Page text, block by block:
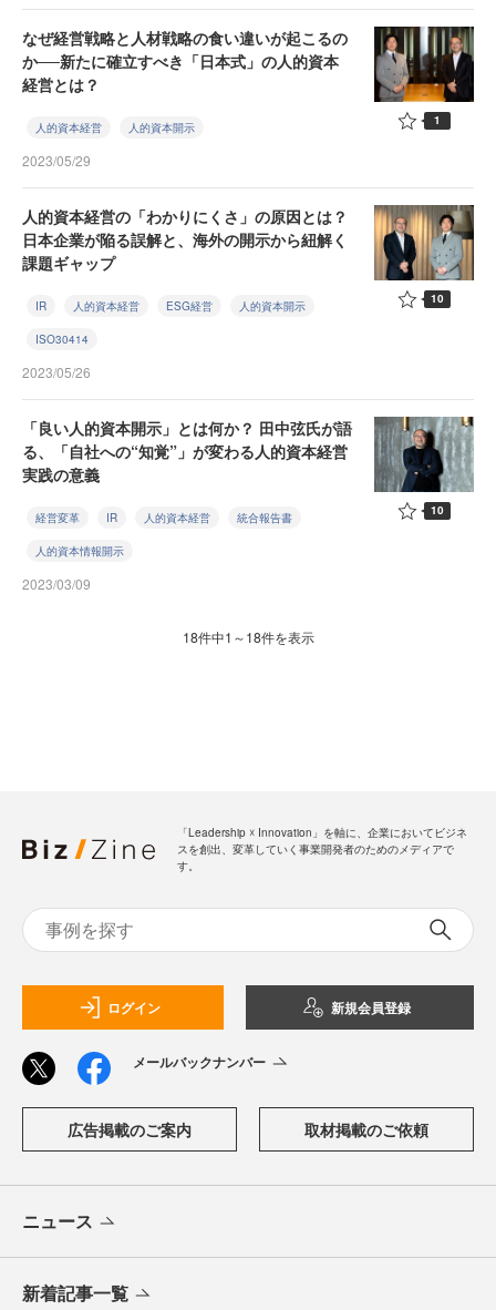
なぜ経営戦略と人材戦略の食い違いが起こるの
か──新たに確立すべき「日本式」の人的資本
経営とは？
人的資本経営 人的資本開示
2023/05/29
1
人的資本経営の「わかりにくさ」の原因とは？
日本企業が陥る誤解と、海外の開示から紐解く
課題ギャップ
IR 人的資本経営 ESG経営 人的資本開示
ISO30414
2023/05/26
10
「良い人的資本開示」とは何か？ 田中弦氏が語
る、「自社への“知覚”」が変わる人的資本経営
実践の意義
経営変革 IR 人的資本経営 統合報告書
人的資本情報開示
2023/03/09
10
18件中1～18件を表示
「Leadership ☓ Innovation」を軸に、企業においてビジネ
スを創出、変革していく事業開発者のためのメディアで
す。
ログイン 新規会員登録
メールバックナンバー
広告掲載のご案内 取材掲載のご依頼
ニュース
新着記事一覧